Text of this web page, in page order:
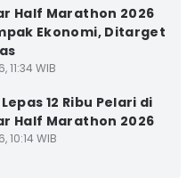
Half Marathon 2026
Ekonomi, Ditarget
11:34 WIB
12 Ribu Pelari di
Half Marathon 2026
10:14 WIB